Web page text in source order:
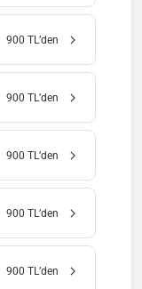
900 TL’den
900 TL’den
900 TL’den
900 TL’den
900 TL’den